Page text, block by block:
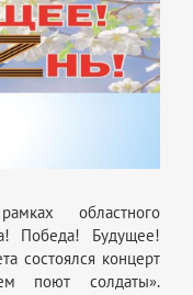
областного
Победа! Будущее!
состоялся концерт
поют солдаты».